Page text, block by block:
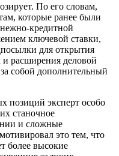
По его словам,
которые ранее были
кредитной
ключевой ставки,
для открытия
и расширения деловой
собой дополнительный
позиций эксперт особо
станочное
и сложные
это тем, что
более высокие